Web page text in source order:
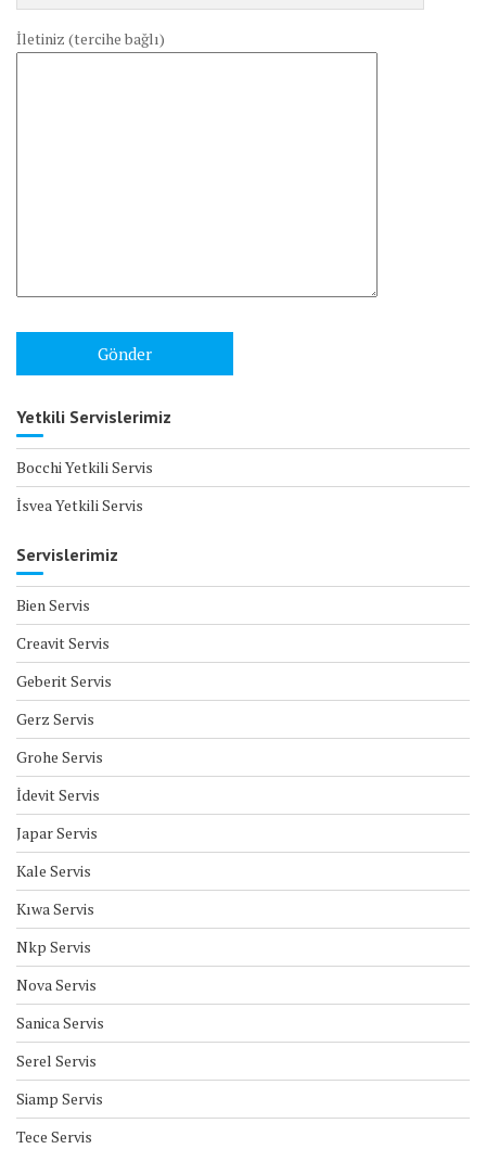
İletiniz (tercihe bağlı)
Yetkili Servislerimiz
Bocchi Yetkili Servis
İsvea Yetkili Servis
Servislerimiz
Bien Servis
Creavit Servis
Geberit Servis
Gerz Servis
Grohe Servis
İdevit Servis
Japar Servis
Kale Servis
Kıwa Servis
Nkp Servis
Nova Servis
Sanica Servis
Serel Servis
Siamp Servis
Tece Servis